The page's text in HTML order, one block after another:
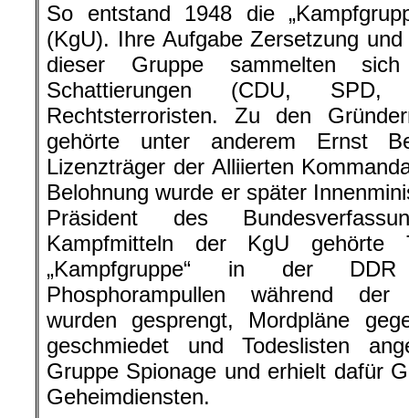
So entstand 1948 die
(KgU). Ihre Aufgabe Zersetzung
dieser Gruppe sammelten sich
Schattierungen (CDU,
Rechtsterroristen. Zu den
gehörte unter anderem Ernst
Lizenzträger der Alliierten
Belohnung wurde er später
Präsident des
Kampfmitteln der KgU
„Kampfgruppe“ in der DDR
Phosphorampullen während der
wurden gesprengt, Mordpläne
geschmiedet und Todeslisten
Gruppe Spionage und erhielt dafür
Geheimdiensten.